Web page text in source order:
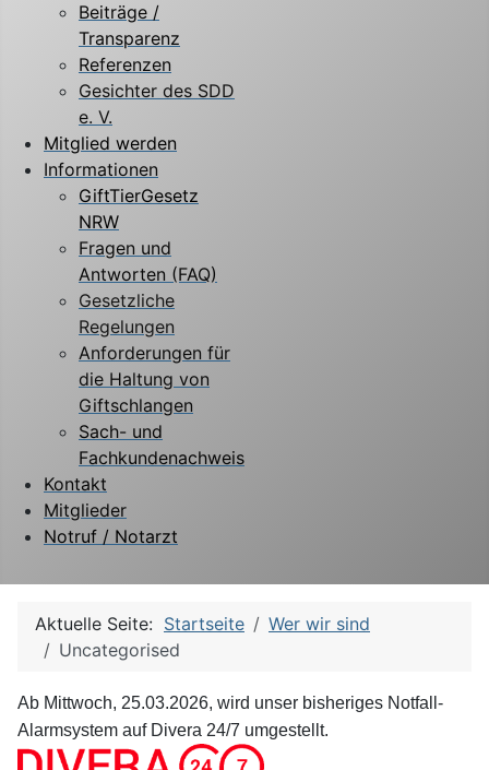
Beiträge /
Transparenz
Referenzen
Gesichter des SDD
e. V.
Mitglied werden
Informationen
GiftTierGesetz
NRW
Fragen und
Antworten (FAQ)
Gesetzliche
Regelungen
Anforderungen für
die Haltung von
Giftschlangen
Sach- und
Fachkundenachweis
Kontakt
Mitglieder
Notruf / Notarzt
Aktuelle Seite: Startseite
Wer wir sind
Uncategorised
Ab Mittwoch, 25.03.2026, wird unser bisheriges Notfall-
Alarmsystem auf Divera 24/7 umgestellt.